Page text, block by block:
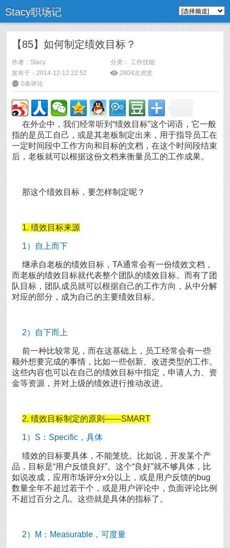
Stacy职场记
【85】如何制定绩效目标？
作者： Stacy 分类： 工作技能
发布于：2014-12-12 22:52
ė 2804次浏览
6 0条评论
在外企中，我们经常听到“绩效目标”这个词语，它一般
指的是员工自己，或是其老板制定出来，用于指导员工在
一定时间段中工作方向和目标的文档，在这个时间段结束
后，老板就可以根据这份文档来衡量员工的工作成果。
那这个绩效目标，要怎样制定呢？
1. 绩效目标来源
1）自上而下
继承自老板的绩效目标，TA通常会有一份绩效文档，
而老板的绩效目标就代表整个团队的绩效目标。而有了团
队目标，团队成员就可以根据自己的工作方向，从中分解
对应的部分，成为自己的主要绩效目标。
2）自下而上
前一种比较常见，而在这基础上，员工经常会有一些
额外想要完成的事情，比如一些创新、改进类型的工作。
这些内容也可以在自己的绩效目标中指定，申请人力、资
金等资源，并对上级的绩效进行推动改进。
2. 绩效目标制定的原则——SMART
1）S：Specific，具体
绩效的目标要具体，不能笼统。比如说，开发某个产
品，目标是“用户反馈良好”。这个“良好”就不够具体，比
如说改成，应用市场评分x分以上，或是用户反馈的bug
数量全年不超过若干个，或是用户评论中，负面评论比例
不超过百分之几。这些就是具体的指标了。
2）M：Measurable，可度量